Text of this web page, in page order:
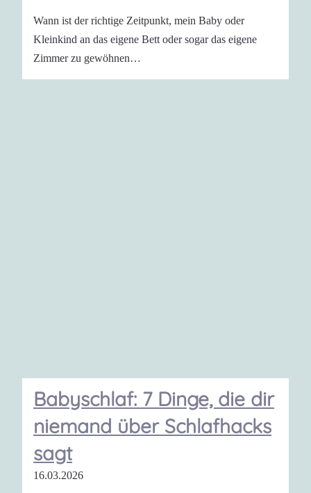
Wann ist der richtige Zeitpunkt, mein Baby oder
Kleinkind an das eigene Bett oder sogar das eigene
Zimmer zu gewöhnen…
Babyschlaf: 7 Dinge, die dir
niemand über Schlafhacks
sagt
16.03.2026